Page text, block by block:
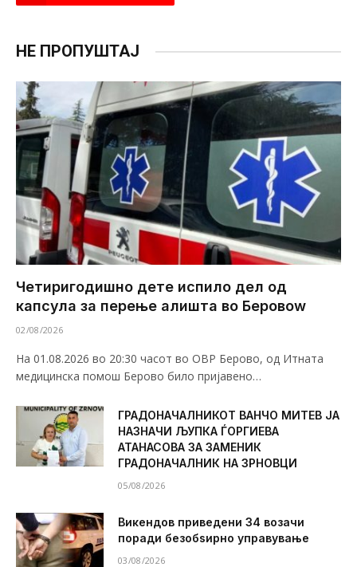
НЕ ПРОПУШТАЈ
Четиригодишно дете испило дел од
капсула за перење алишта во Беровоw
02/08/2026
На 01.08.2026 во 20:30 часот во ОВР Берово, од Итната
медицинска помош Берово било пријавено…
ГРАДОНАЧАЛНИКОТ ВАНЧО МИТЕВ ЈА
НАЗНАЧИ ЉУПКА ЃОРГИЕВА
АТАНАСОВА ЗА ЗАМЕНИК
ГРАДОНАЧАЛНИК НА ЗРНОВЦИ
05/08/2026
Викендов приведени 34 возачи
поради безобѕирно управување
03/08/2026